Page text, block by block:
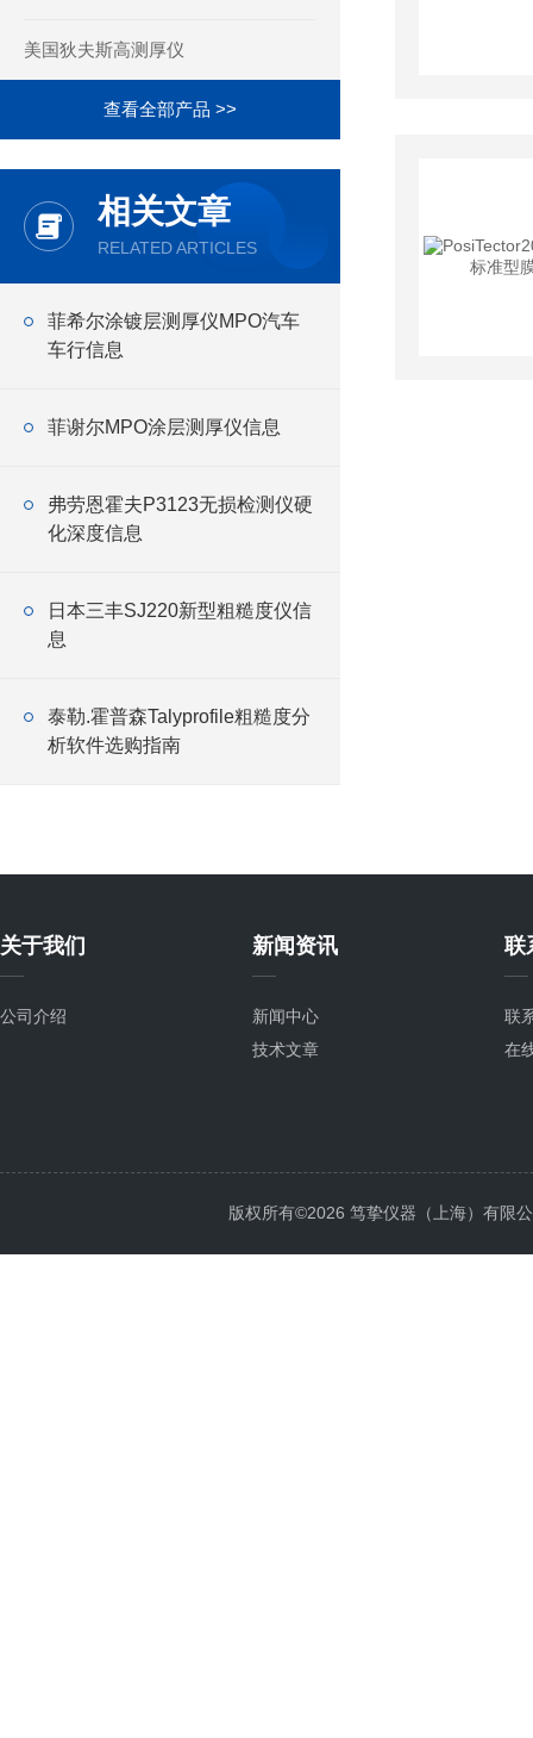
美国狄夫斯高测厚仪
查看全部产品 >>
相关文章
RELATED ARTICLES
菲希尔涂镀层测厚仪MPO汽车
车行信息
菲谢尔MPO涂层测厚仪信息
弗劳恩霍夫P3123无损检测仪硬
化深度信息
日本三丰SJ220新型粗糙度仪信
息
泰勒.霍普森Talyprofile粗糙度分
析软件选购指南
关于我们
公司介绍
新闻资讯
新闻中心
技术文章
联
联
在
版权所有©2026 笃挚仪器（上海）有限